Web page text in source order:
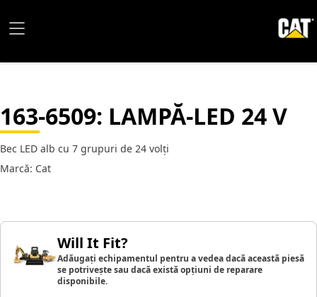
163-6509: LAMPĂ-LED 24 V
Bec LED alb cu 7 grupuri de 24 volți
Marcă: Cat
Will It Fit?
Adăugați echipamentul pentru a vedea dacă această piesă
se potrivește sau dacă există opțiuni de reparare
disponibile.